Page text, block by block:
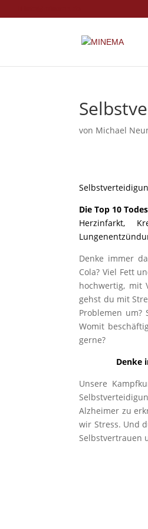
von Michael
Die Top 10
Herzinfarkt,
Denke immer
Cola? Viel Fett
hochwertig, mit
gehst du mit
Problemen um?
Womit
gerne?
Denke
Unsere
Alzheimer zu
wir Stress. Und
Selbstvertrauen